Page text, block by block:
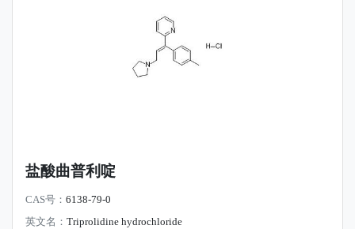
盐酸曲普利啶
CAS号： 6138-79-0
英文名： Triprolidine hydrochloride